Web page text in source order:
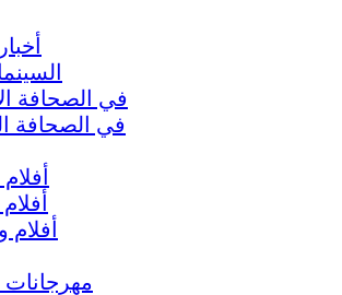
في الصحافة
في الصحافة
أفلام
مهرجانات